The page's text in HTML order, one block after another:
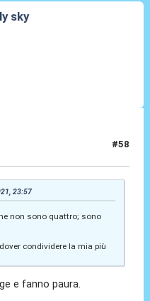
sky
#58
23:57
non sono quattro; sono
condividere la mia più
e fanno paura.